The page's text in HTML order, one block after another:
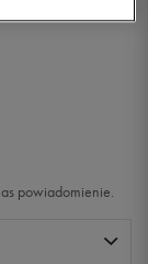
powiadomienie.